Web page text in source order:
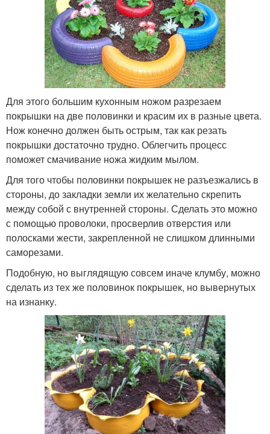
Для этого большим кухонным ножом разрезаем
покрышки на две половинки и красим их в разные цвета.
Нож конечно должен быть острым, так как резать
покрышки достаточно трудно. Облегчить процесс
поможет смачивание ножа жидким мылом.
Для того чтобы половинки покрышек не разъезжались в
стороны, до закладки земли их желательно скрепить
между собой с внутренней стороны. Сделать это можно
с помощью проволоки, просверлив отверстия или
полосками жести, закрепленной не слишком длинными
саморезами.
Подобную, но выглядящую совсем иначе клумбу, можно
сделать из тех же половинок покрышек, но вывернутых
на изнанку.